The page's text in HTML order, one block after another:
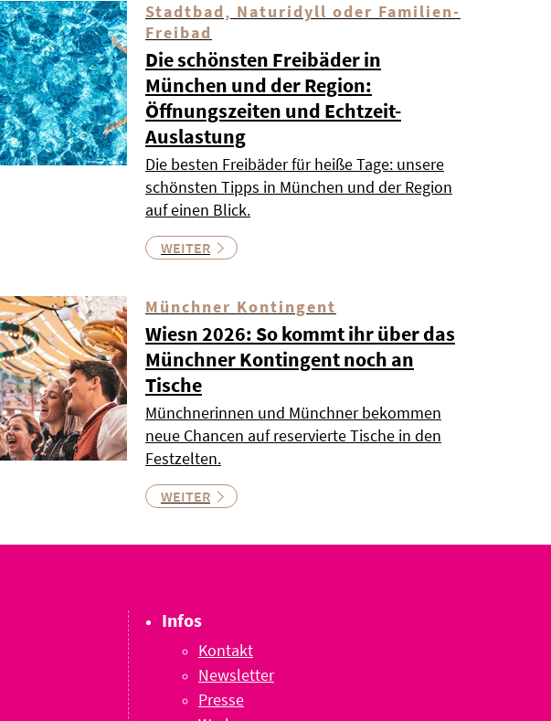
Stadtbad, Naturidyll oder Familien-
Freibad
Die schönsten Freibäder in
München und der Region:
Öffnungszeiten und Echtzeit-
Auslastung
Die besten Freibäder für heiße Tage: unsere
schönsten Tipps in München und der Region
auf einen Blick.
WEITER
Münchner Kontingent
Wiesn 2026: So kommt ihr über das
Münchner Kontingent noch an
Tische
Münchnerinnen und Münchner bekommen
neue Chancen auf reservierte Tische in den
Festzelten.
WEITER
Infos
Kontakt
Newsletter
Presse